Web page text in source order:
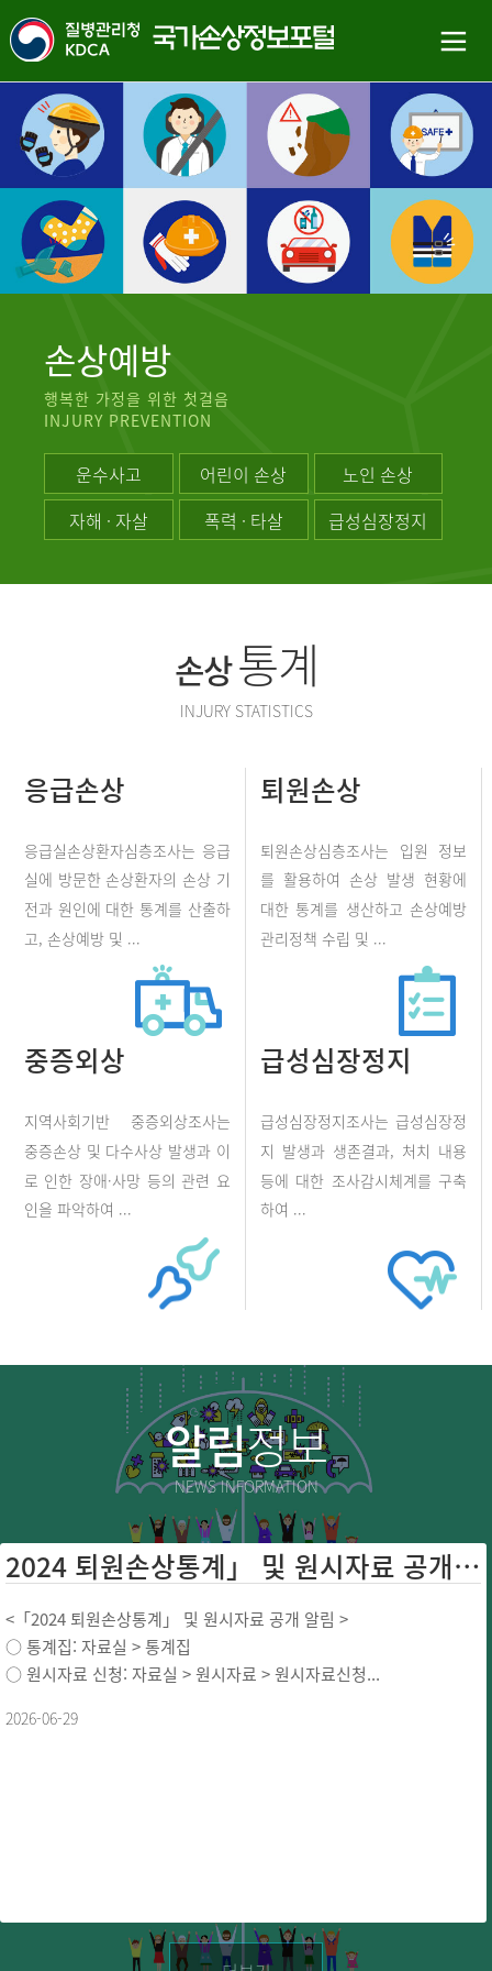
손상예방
행복한 가정을 위한 첫걸음
INJURY PREVENTION
운수사고 어린이 손상
노인 손상
자해 · 자살
폭력 · 타살 급성심장정지
손상통계
INJURY STATISTICS
응급손상
응급실손상환자심층조사는 응급
실에 방문한 손상환자의 손상 기
전과 원인에 대한 통계를 산출하
고, 손상예방 및 ...
퇴원손상
퇴원손상심층조사는 입원 정보
를 활용하여 손상 발생 현황에
대한 통계를 생산하고 손상예방
관리정책 수립 및 ...
중증외상
지역사회기반 중증외상조사는
중증손상 및 다수사상 발생과 이
로 인한 장애·사망 등의 관련 요
인을 파악하여 ...
급성심장정지
급성심장정지조사는 급성심장정
지 발생과 생존결과, 처치 내용
등에 대한 조사감시체계를 구축
하여 ...
알림정보
NEWS INFORMATION
2024 퇴원손상통계」 및 원시자료 공개 ...
<「2024 퇴원손상통계」 및 원시자료 공개 알림 >
○ 통계집: 자료실 > 통계집
○ 원시자료 신청: 자료실 > 원시자료 > 원시자료신청...
2026-06-29